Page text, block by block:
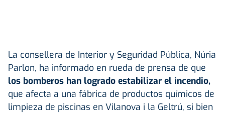
La consellera de Interior y Seguridad Pública, Núria
Parlon, ha informado en rueda de prensa de que
los bomberos han logrado estabilizar el incendio,
que afecta a una fábrica de productos químicos de
limpieza de piscinas en Vilanova i la Geltrú, si bien